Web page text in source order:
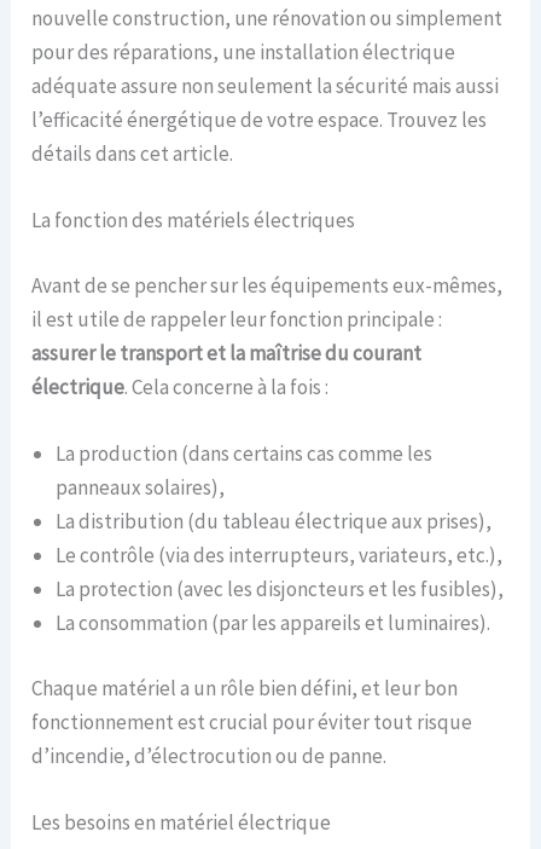
nouvelle construction, une rénovation ou simplement
pour des réparations, une installation électrique
adéquate assure non seulement la sécurité mais aussi
l’efficacité énergétique de votre espace. Trouvez les
détails dans cet article.
La fonction des matériels électriques
Avant de se pencher sur les équipements eux-mêmes,
il est utile de rappeler leur fonction principale :
assurer le transport et la maîtrise du courant
électrique. Cela concerne à la fois :
La production (dans certains cas comme les
panneaux solaires),
La distribution (du tableau électrique aux prises),
Le contrôle (via des interrupteurs, variateurs, etc.),
La protection (avec les disjoncteurs et les fusibles),
La consommation (par les appareils et luminaires).
Chaque matériel a un rôle bien défini, et leur bon
fonctionnement est crucial pour éviter tout risque
d’incendie, d’électrocution ou de panne.
Les besoins en matériel électrique